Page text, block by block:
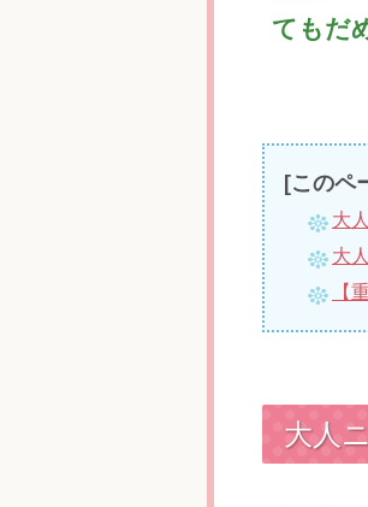
てもだ
[このペ
大
大
【
大人